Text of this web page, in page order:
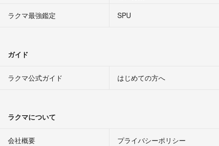
ラクマ最強鑑定
SPU
ガイド
ラクマ公式ガイド はじめての方へ
ラクマについて
会社概要 プライバシーポリシー